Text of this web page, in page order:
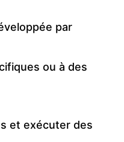
par
ou à des
et exécuter des